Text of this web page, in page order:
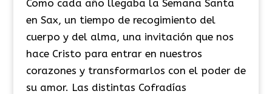
Como cada año llegaba la Semana Santa
en Sax, un tiempo de recogimiento del
cuerpo y del alma, una invitación que nos
hace Cristo para entrar en nuestros
corazones y transformarlos con el poder de
su amor. Las distintas Cofradías